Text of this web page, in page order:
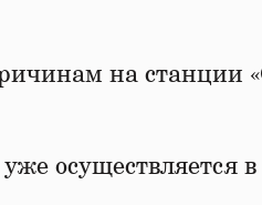
на станции
осуществляется